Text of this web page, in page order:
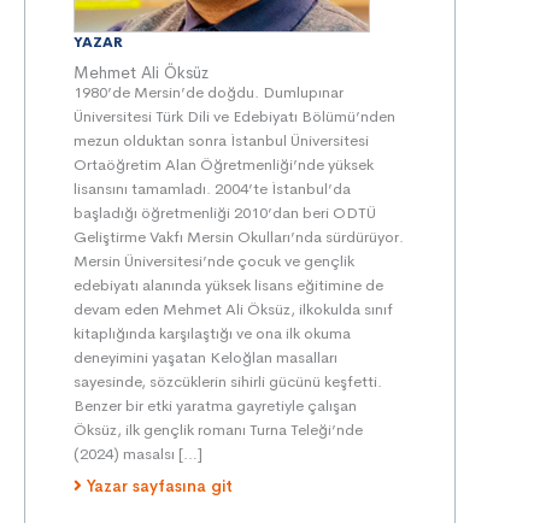
YAZAR
Mehmet Ali Öksüz
1980’de Mersin’de doğdu. Dumlupınar
Üniversitesi Türk Dili ve Edebiyatı Bölümü’nden
mezun olduktan sonra İstanbul Üniversitesi
Ortaöğretim Alan Öğretmenliği’nde yüksek
lisansını tamamladı. 2004’te İstanbul’da
başladığı öğretmenliği 2010’dan beri ODTÜ
Geliştirme Vakfı Mersin Okulları’nda sürdürüyor.
Mersin Üniversitesi’nde çocuk ve gençlik
edebiyatı alanında yüksek lisans eğitimine de
devam eden Mehmet Ali Öksüz, ilkokulda sınıf
kitaplığında karşılaştığı ve ona ilk okuma
deneyimini yaşatan Keloğlan masalları
sayesinde, sözcüklerin sihirli gücünü keşfetti.
Benzer bir etki yaratma gayretiyle çalışan
Öksüz, ilk gençlik romanı Turna Teleği’nde
(2024) masalsı […]
Yazar sayfasına git